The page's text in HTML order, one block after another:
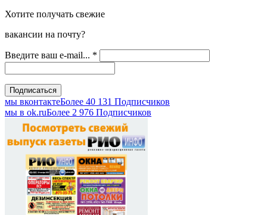
Хотите получать свежие
вакансии на почту?
Введите ваш e-mail... *
мы вконтактеБолее 40 131 Подписчиков
мы в оk.ruБолее 2 976 Подписчиков